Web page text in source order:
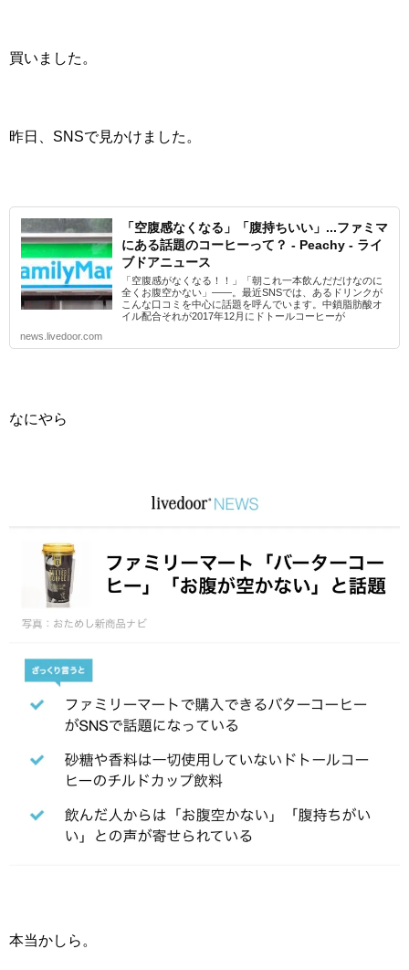
買いました。
昨日、SNSで見かけました。
「空腹感なくなる」「腹持ちいい」...ファミマ
にある話題のコーヒーって？ - Peachy - ライ
ブドアニュース
「空腹感がなくなる！！」「朝これ一本飲んだだけなのに
全くお腹空かない」――。最近SNSでは、あるドリンクが
こんな口コミを中心に話題を呼んでいます。中鎖脂肪酸オ
イル配合それが2017年12月にドトールコーヒーが
news.livedoor.com
なにやら
本当かしら。